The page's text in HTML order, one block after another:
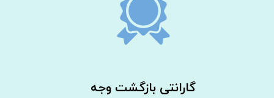
گارانتی بازگشت وجه